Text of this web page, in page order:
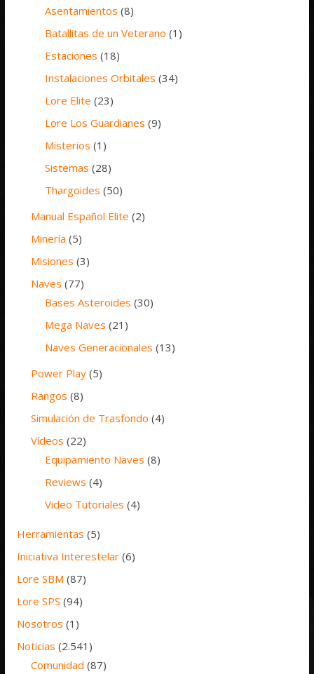
Asentamientos (8)
Batallitas de un Veterano (1)
Estaciones (18)
Instalaciones Orbitales (34)
Lore Elite (23)
Lore Los Guardianes (9)
Misterios (1)
Sistemas (28)
Thargoides (50)
Manual Español Elite (2)
Minería (5)
Misiones (3)
Naves (77)
Bases Asteroides (30)
Mega Naves (21)
Naves Generacionales (13)
Power Play (5)
Rangos (8)
Simulación de Trasfondo (4)
Vídeos (22)
Equipamiento Naves (8)
Reviews (4)
Video Tutoriales (4)
Herramientas (5)
Iniciativa Interestelar (6)
Lore SBM (87)
Lore SPS (94)
Nosotros (1)
Noticias (2.541)
Comunidad (87)